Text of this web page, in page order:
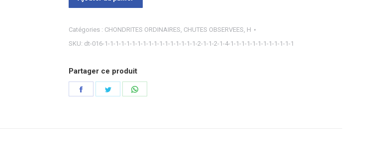
Catégories : CHONDRITES ORDINAIRES, CHUTES OBSERVEES, H
SKU: dt-016-1-1-1-1-1-1-1-1-1-1-1-1-1-1-1-1-1-2-1-1-2-1-4-1-1-1-1-1-1-1-1-1-1-1-1
Partager ce produit
Partager Partager